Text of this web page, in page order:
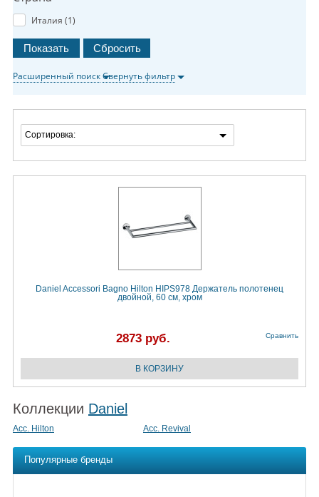
Италия (1)
Расширенный поискСвернуть фильтр
Сортировка:
Daniel Accessori Bagno Hilton HIPS978 Держатель полотенец
двойной, 60 см, хром
2873 руб. Сравнить
Коллекции Daniel
Acc. Hilton Acc. Revival
Популярные бренды